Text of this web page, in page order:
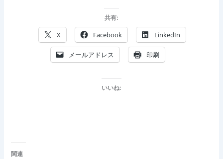
共有:
X Facebook LinkedIn
メールアドレス 印刷
いいね:
関連